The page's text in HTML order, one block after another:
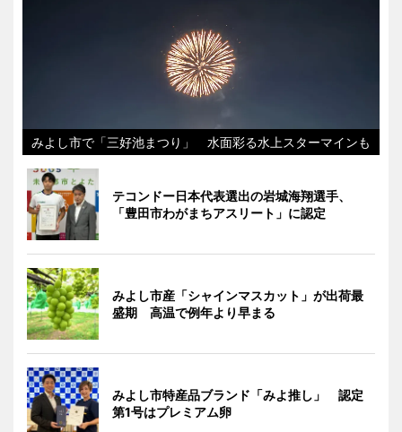
みよし市で「三好池まつり」 水面彩る水上スターマインも
テコンドー日本代表選出の岩城海翔選手、
「豊田市わがまちアスリート」に認定
みよし市産「シャインマスカット」が出荷最
盛期 高温で例年より早まる
みよし市特産品ブランド「みよ推し」 認定
第1号はプレミアム卵